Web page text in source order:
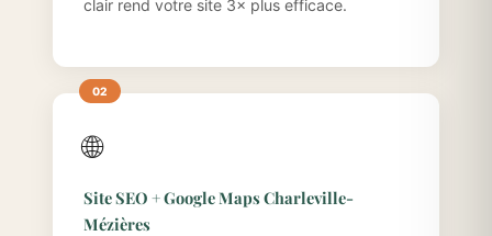
clair rend votre site 3× plus efficace.
🌐
Site SEO + Google Maps Charleville-
Mézières